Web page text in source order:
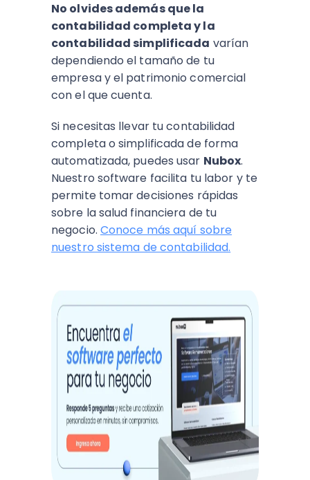
No olvides además que la
contabilidad completa y la
contabilidad simplificada varían
dependiendo el tamaño de tu
empresa y el patrimonio comercial
con el que cuenta.
Si necesitas llevar tu contabilidad
completa o simplificada de forma
automatizada, puedes usar Nubox.
Nuestro software facilita tu labor y te
permite tomar decisiones rápidas
sobre la salud financiera de tu
negocio. Conoce más aquí sobre
nuestro sistema de contabilidad.